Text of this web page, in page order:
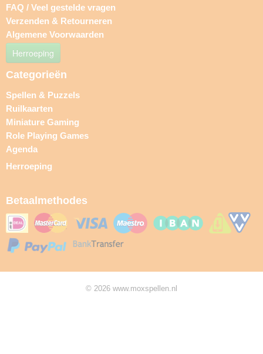
FAQ / Veel gestelde vragen
Verzenden & Retourneren
Algemene Voorwaarden
Herroeping
Categorieën
Spellen & Puzzels
Ruilkaarten
Miniature Gaming
Role Playing Games
Agenda
Herroeping
Betaalmethodes
© 2026 www.moxspellen.nl